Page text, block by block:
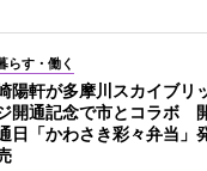
らす・働く
陽軒が多摩川スカイブリ
開通記念で市とコラボ
日「かわさき彩々弁当」